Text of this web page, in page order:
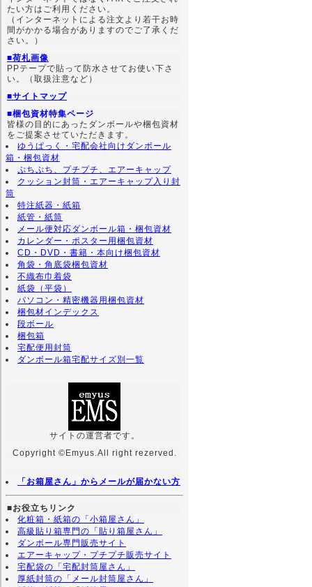
たい方はご利用ください。
（インターネットによる注文より若干お時
間がかかる場合がありますのでご了承くだ
さい。）
■荷札画像
PPテープで貼って防水させてお使い下さ
い。（取扱注意など）
■サイトマップ
■梱包資材特集ページ
皆様の目的にあったダンボールや梱包資材
をご提案させていただきます。
ゆうぱっく・宅配会社向けダンボール
箱・梱包資材
ぷちぷち、プチプチ、エアーキャップ
クッション封筒・エアーキャップ入り封
筒
特注紙器・紙箱
紙管・紙筒
メール便対応ダンボール箱・梱包資材
カレンダー・ポスター用梱包資材
CD・DVD・書籍・本向け梱包資材
角袋・角底袋梱包資材
不織布巾着袋
紙袋（平袋）
パソコン・精密機器用梱包資材
梱包材インデックス
段ボール
梱包箱
宅配便用封筒
ダンボール箱宅配サイズ別一覧
サイトの運営者です。
Copyright ©Emyus.All right rezerved.
「お箱屋さん」からメールが届かない方
■お役立ちリンク
化粧箱・紙箱の「小箱屋さん」
高級貼り箱専門の「貼り箱屋さん」
ダンボール専門販売サイト
エアーキャップ・プチプチ販売サイト
宅配袋の「宅配封筒屋さん」
厚紙封筒の「メール封筒屋さん」